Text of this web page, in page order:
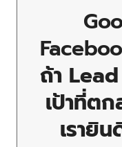
ถ้า
เป้าที่ต
เรายิ